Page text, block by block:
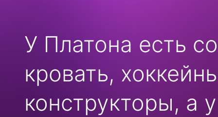
У Платона есть
кровать,
конструкторы, а